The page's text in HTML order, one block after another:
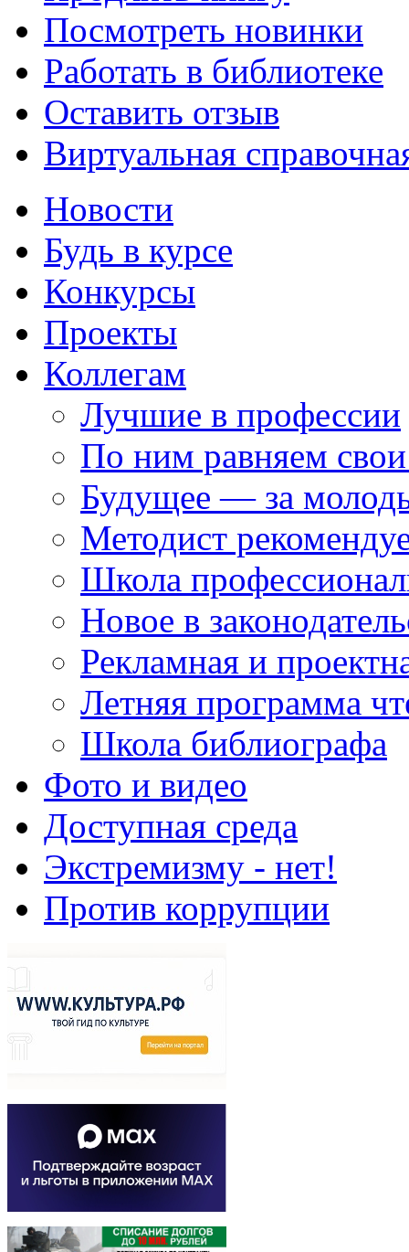
Посмотреть новинки
Работать в библиотеке
Оставить отзыв
Виртуальная
Новости
Будь в курсе
Конкурсы
Проекты
Коллегам
Лучшие в профессии
По ним равняем
Будущее — за
Методист
Школа
Новое в
Рекламная и
Летняя программа
Школа библиографа
Фото и видео
Доступная среда
Экстремизму - нет!
Против коррупции